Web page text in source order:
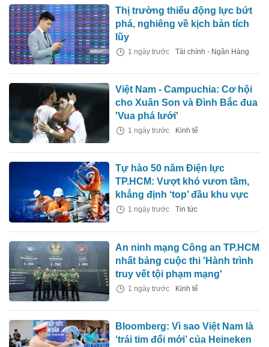
Thị trường thiếu động lực bứt
phá, nghiêng về kịch bản tích
lũy
1 ngày trước Tài chính - Ngân Hàng
Việt Nam - Campuchia: Cơ hội
cho Xuân Son và Đình Bắc đua
'Vua phá lưới'
1 ngày trước Kinh tế
Tự hào 50 năm Điện lực
TP.HCM: Vượt khó vươn tầm,
khẳng định ‘top’ đầu khu vực
1 ngày trước Tin tức
An ninh mạng Công an TP.HCM
nhất bảng cuộc thi 'Hành trình
truy vết tội phạm mạng'
1 ngày trước Kinh tế
Bloomberg: Vì sao Việt Nam là
‘trái tim đổi mới’ của Heineken